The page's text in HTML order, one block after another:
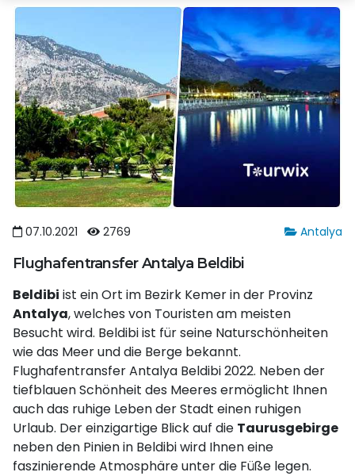
Antalya
07.10.2021 2769
Flughafentransfer Antalya Beldibi
Beldibi ist ein Ort im Bezirk Kemer in der Provinz
Antalya, welches von Touristen am meisten
Besucht wird. Beldibi ist für seine Naturschönheiten
wie das Meer und die Berge bekannt.
Flughafentransfer Antalya Beldibi 2022. Neben der
tiefblauen Schönheit des Meeres ermöglicht Ihnen
auch das ruhige Leben der Stadt einen ruhigen
Urlaub. Der einzigartige Blick auf die Taurusgebirge
neben den Pinien in Beldibi wird Ihnen eine
faszinierende Atmosphäre unter die Füße legen.